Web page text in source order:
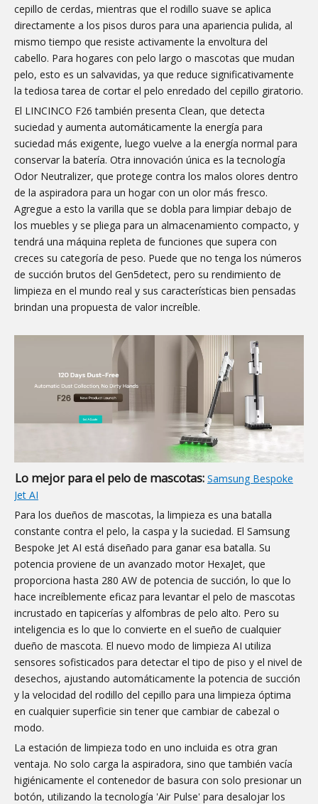
cepillo de cerdas, mientras que el rodillo suave se aplica
directamente a los pisos duros para una apariencia pulida, al
mismo tiempo que resiste activamente la envoltura del
cabello. Para hogares con pelo largo o mascotas que mudan
pelo, esto es un salvavidas, ya que reduce significativamente
la tediosa tarea de cortar el pelo enredado del cepillo giratorio.
El LINCINCO F26 también presenta Clean, que detecta
suciedad y aumenta automáticamente la energía para
suciedad más exigente, luego vuelve a la energía normal para
conservar la batería. Otra innovación única es la tecnología
Odor Neutralizer, que protege contra los malos olores dentro
de la aspiradora para un hogar con un olor más fresco.
Agregue a esto la varilla que se dobla para limpiar debajo de
los muebles y se pliega para un almacenamiento compacto, y
tendrá una máquina repleta de funciones que supera con
creces su categoría de peso. Puede que no tenga los números
de succión brutos del Gen5detect, pero su rendimiento de
limpieza en el mundo real y sus características bien pensadas
brindan una propuesta de valor increíble.
Lo mejor para el pelo de mascotas: Samsung Bespoke
Jet AI
Para los dueños de mascotas, la limpieza es una batalla
constante contra el pelo, la caspa y la suciedad. El Samsung
Bespoke Jet AI está diseñado para ganar esa batalla. Su
potencia proviene de un avanzado motor HexaJet, que
proporciona hasta 280 AW de potencia de succión, lo que lo
hace increíblemente eficaz para levantar el pelo de mascotas
incrustado en tapicerías y alfombras de pelo alto. Pero su
inteligencia es lo que lo convierte en el sueño de cualquier
dueño de mascota. El nuevo modo de limpieza AI utiliza
sensores sofisticados para detectar el tipo de piso y el nivel de
desechos, ajustando automáticamente la potencia de succión
y la velocidad del rodillo del cepillo para una limpieza óptima
en cualquier superficie sin tener que cambiar de cabezal o
modo.
La estación de limpieza todo en uno incluida es otra gran
ventaja. No solo carga la aspiradora, sino que también vacía
higiénicamente el contenedor de basura con solo presionar un
botón, utilizando la tecnología 'Air Pulse' para desalojar los